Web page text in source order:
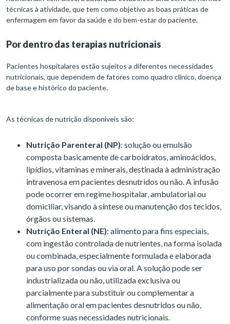
técnicas à atividade, que tem como objetivo as boas práticas de
enfermagem em favor da saúde e do bem-estar do paciente.
Por dentro das terapias nutricionais
Pacientes hospitalares estão sujeitos a diferentes necessidades
nutricionais, que dependem de fatores como quadro clínico, doença
de base e histórico do paciente.
As técnicas de nutrição disponíveis são:
Nutrição Parenteral (NP): solução ou emulsão
composta basicamente de carboidratos, aminoácidos,
lipídios, vitaminas e minerais, destinada à administração
intravenosa em pacientes desnutridos ou não. A infusão
pode ocorrer em regime hospitalar, ambulatorial ou
domiciliar, visando à síntese ou manutenção dos tecidos,
órgãos ou sistemas.
Nutrição Enteral (NE): alimento para fins especiais,
com ingestão controlada de nutrientes, na forma isolada
ou combinada, especialmente formulada e elaborada
para uso por sondas ou via oral. A solução pode ser
industrializada ou não, utilizada exclusiva ou
parcialmente para substituir ou complementar a
alimentação oral em pacientes desnutridos ou não,
conforme suas necessidades nutricionais.